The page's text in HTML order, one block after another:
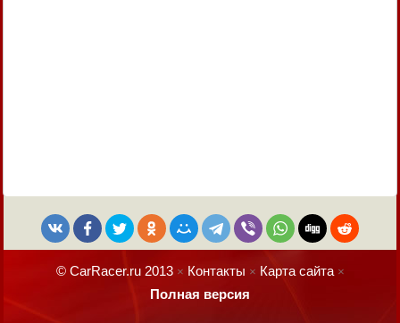
© CarRacer.ru 2013× Контакты × Карта сайта×
Полная версия